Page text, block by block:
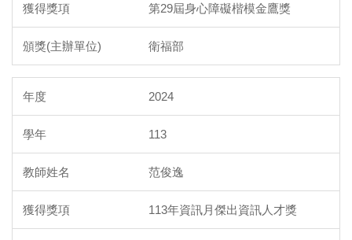
第29屆身心障礙楷模金鷹獎
衛福部
2024
113
范俊逸
113年資訊月傑出資訊人才獎